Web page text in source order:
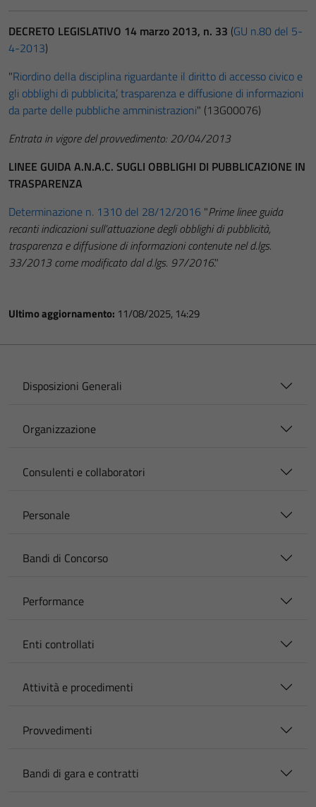
DECRETO LEGISLATIVO 14 marzo 2013, n. 33 (GU n.80 del 5-
4-2013)
"Riordino della disciplina riguardante il diritto di accesso civico e
gli obblighi di pubblicita’, trasparenza e diffusione di informazioni
da parte delle pubbliche amministrazioni" (13G00076)
Entrata in vigore del provvedimento: 20/04/2013
LINEE GUIDA A.N.A.C. SUGLI OBBLIGHI DI PUBBLICAZIONE IN
TRASPARENZA
Determinazione n. 1310 del 28/12/2016 "Prime linee guida
recanti indicazioni sull’attuazione degli obblighi di pubblicità,
trasparenza e diffusione di informazioni contenute nel d.lgs.
33/2013 come modificato dal d.lgs. 97/2016."
Ultimo aggiornamento: 11/08/2025, 14:29
Disposizioni Generali
Organizzazione
Consulenti e collaboratori
Personale
Bandi di Concorso
Performance
Enti controllati
Attività e procedimenti
Provvedimenti
Bandi di gara e contratti